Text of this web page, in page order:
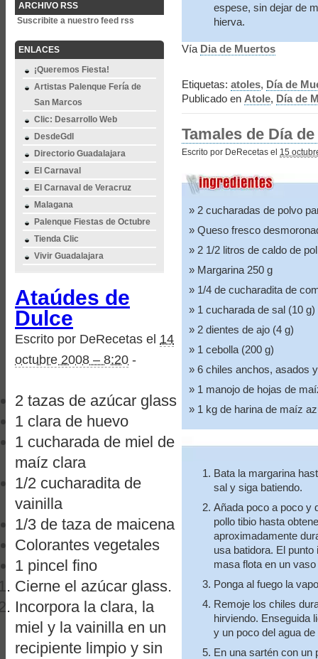
ARCHIVO RSS
Suscribite a nuestro feed rss
ENLACES
¡Queremos Fiesta!
Artistas Palenque Fería de
San Marcos
Clic: Desarrollo Web
DesdeGdl
Directorio Guadalajara
El Carnaval
El Carnaval de Veracruz
Malagana
Palenque Fiestas de Octubre
Tienda Clic
Vivir Guadalajara
espese, sin dejar de
hierva.
Vía Dia de Muertos
Etiquetas: atoles, Día de
Publicado en Atole, Día de
Tamales de Día
Escrito por DeRecetas el 15
2 cucharadas de polvo
Queso fresco
2 1/2 litros de caldo de
Margarina 250 g
1/4 de cucharadita de
1 cucharada de sal (10 g)
2 dientes de ajo (4 g)
1 cebolla (200 g)
6 chiles anchos, asados
1 manojo de hojas de
1 kg de harina de maíz
Bata la margarina
sal y siga batiendo.
Añada poco a poco y
pollo tibio hasta
aproximadamente
usa batidora. El
masa flota en un
Ponga al fuego la
Remoje los chiles
hirviendo. Enseguida
y un poco del agua
En una sartén con un
Ataúdes de
Dulce
Escrito por DeRecetas el 14
octubre 2008 – 8:20 -
2 tazas de azúcar glass
1 clara de huevo
1 cucharada de miel de
maíz clara
1/2 cucharadita de
vainilla
1/3 de taza de maicena
Colorantes vegetales
1 pincel fino
Cierne el azúcar glass.
Incorpora la clara, la
miel y la vainilla en un
recipiente limpio y sin